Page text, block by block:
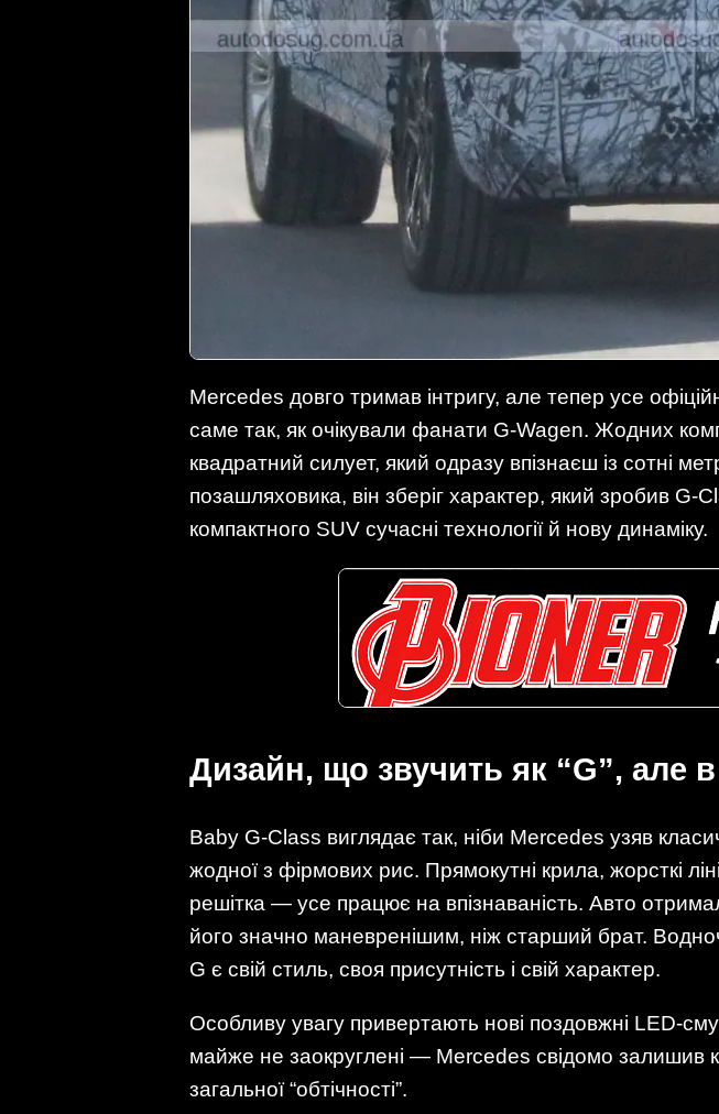
Mercedes довго тримав інтригу, але тепер усе
саме так, як очікували фанати G-Wagen. Жодних
квадратний силует, який одразу впізнаєш із сотні
позашляховика, він зберіг характер, який зробив
компактного SUV сучасні технології й нову динаміку.
Дизайн, що звучить як “G”, але
Baby G-Class виглядає так, ніби Mercedes узяв
жодної з фірмових рис. Прямокутні крила, жорсткі
решітка — усе працює на впізнаваність. Авто
його значно маневренішим, ніж старший брат.
G є свій стиль, своя присутність і свій характер.
Особливу увагу привертають нові поздовжні LED-
майже не заокруглені — Mercedes свідомо залишив
загальної “обтічності”.